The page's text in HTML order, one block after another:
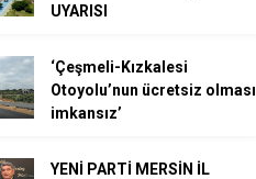
UYARISI
‘Çeşmeli-Kızkalesi
Otoyolu’nun ücretsiz olması
imkansız’
YENİ PARTİ MERSİN İL